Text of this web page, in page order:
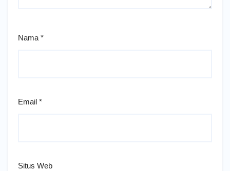
Nama *
Email *
Situs Web